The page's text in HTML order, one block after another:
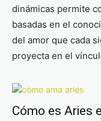
dinámicas permite
basadas en el
del amor que cada
proyecta en el
Cómo es Aries